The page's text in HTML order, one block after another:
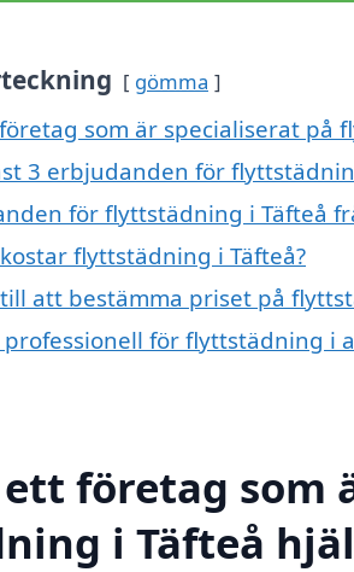
gömma
som är specialiserat på
3 erbjudanden för
för flyttstädning i Täfteå
flyttstädning i Täfteå?
att bestämma priset på
professionell för flyttstädning i
företag som
i Täfteå